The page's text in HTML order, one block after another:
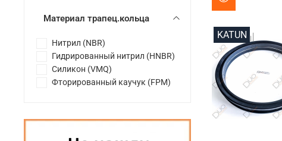
KATUN
Материал трапец.кольца
Нитрил (NBR)
Гидрированный нитрил (HNBR)
Силикон (VMQ)
Фторированный каучук (FPM)